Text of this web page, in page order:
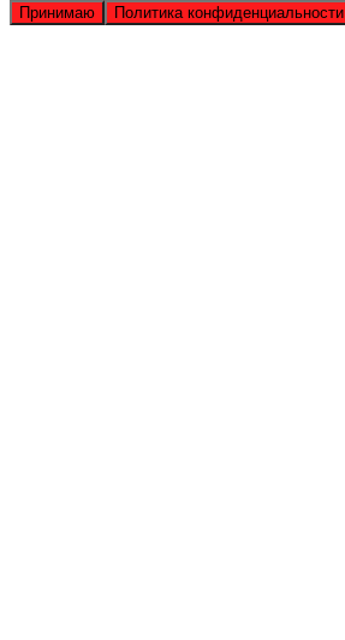
Принимаю Политика конфиденциальности